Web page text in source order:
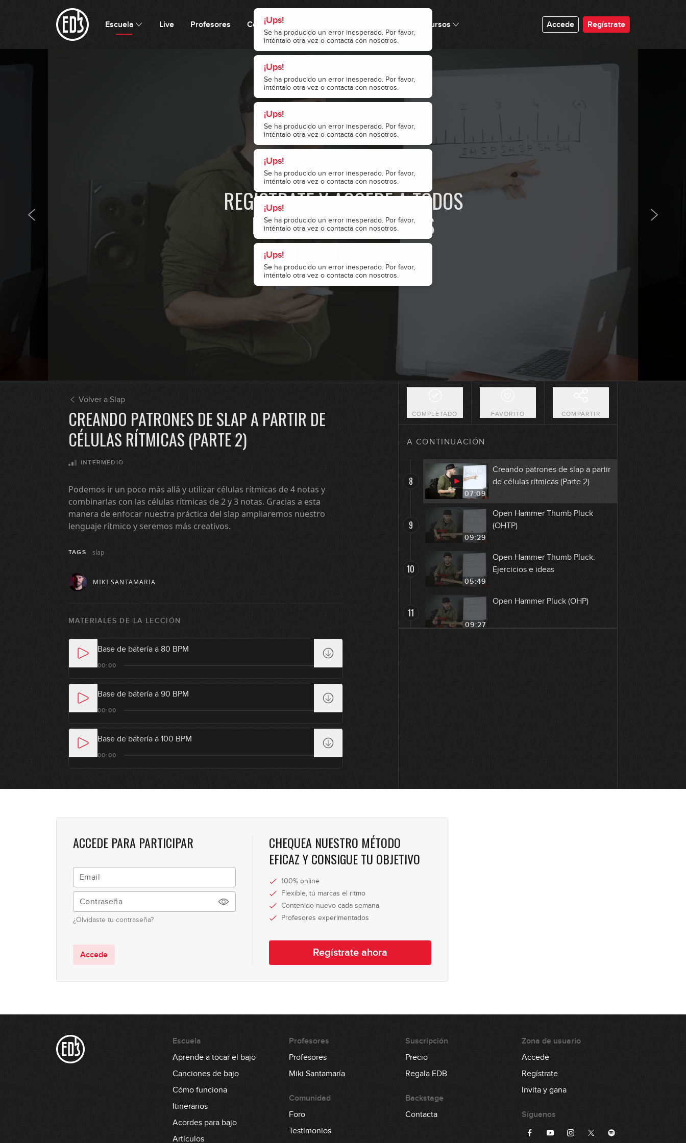
¡Ups!
Se ha producido un error inesperado. Por favor,
inténtalo otra vez o contacta con nosotros.
¡Ups!
Se ha producido un error inesperado. Por favor,
inténtalo otra vez o contacta con nosotros.
¡Ups!
Se ha producido un error inesperado. Por favor,
inténtalo otra vez o contacta con nosotros.
¡Ups!
Se ha producido un error inesperado. Por favor,
inténtalo otra vez o contacta con nosotros.
¡Ups!
Se ha producido un error inesperado. Por favor,
inténtalo otra vez o contacta con nosotros.
¡Ups!
Se ha producido un error inesperado. Por favor,
inténtalo otra vez o contacta con nosotros.
Escuela Live Profesores Cómo funciona Recursos Accede Regístrate
· ACCESO RESTRINGIDO ·
REGÍSTRATE Y ACCEDE A TODOS
NUESTROS CONTENIDOS
Volver a Slap
CREANDO PATRONES DE SLAP A PARTIR DE
CÉLULAS RÍTMICAS (PARTE 2)
INTERMEDIO
Podemos ir un poco más allá y utilizar células rítmicas de 4 notas y
combinarlas con las células rítmicas de 2 y 3 notas. Gracias a esta
manera de enfocar nuestra práctica del slap ampliaremos nuestro
lenguaje rítmico y seremos más creativos.
TAGS slap
MIKI SANTAMARIA
MATERIALES DE LA LECCIÓN
Base de batería a 80 BPM
00:00
Base de batería a 90 BPM
00:00
Base de batería a 100 BPM
00:00
COMPLETADO FAVORITO COMPARTIR
A CONTINUACIÓN
1
2
Introduciendo Hammer-ons y Pull-
El slap de pulgar constante
7
Creando patrones de slap a partir
8
07:09
Creando patrones de slap a partir
de células rítmicas (Parte 2)
9
09:29
Open Hammer Thumb Pluck
(OHTP)
10
05:49
Open Hammer Thumb Pluck:
Ejercicios e ideas
11
09:27
Open Hammer Pluck (OHP)
15
ACCEDE PARA PARTICIPAR
¿Olvidaste tu contraseña?
Accede
CHEQUEA NUESTRO MÉTODO
EFICAZ Y CONSIGUE TU OBJETIVO
100% online
Flexible, tú marcas el ritmo
Contenido nuevo cada semana
Profesores experimentados
Regístrate ahora
Escuela
Aprende a tocar el bajo
Canciones de bajo
Cómo funciona
Itinerarios
Acordes para bajo
Artículos
Profesores
Profesores
Miki Santamaría
Comunidad
Foro
Testimonios
Suscripción
Precio
Regala EDB
Backstage
Contacta
Zona de usuario
Accede
Regístrate
Invita y gana
Síguenos